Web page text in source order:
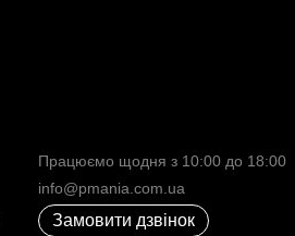
Працюємо щодня з 10:00 до 18:00
info@pmania.com.ua
Замовити дзвінок